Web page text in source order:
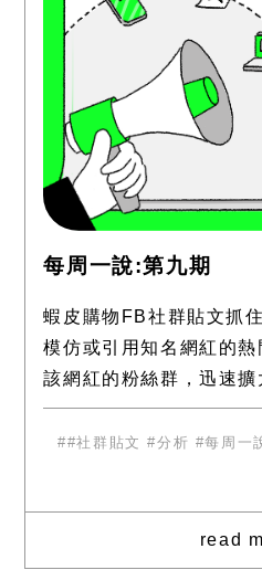
每周一說:第九期
蝦皮購物FB社群貼文抓
模仿或引用知名網紅的熱
該網紅的粉絲群，迅速擴
趣味性高，引發共鳴：
自嘲和發音測驗吸引注意
#社群貼文 #分析 #每周一
read